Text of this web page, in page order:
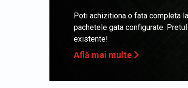
Poti achizitiona o fata completa
pachetele gata configurate.
existente!
Află mai multe